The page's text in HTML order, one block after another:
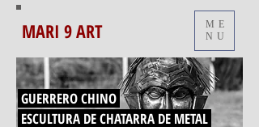
MARI 9 ART
ME
NU
GUERRERO CHINO
ESCULTURA DE CHATARRA DE METAL